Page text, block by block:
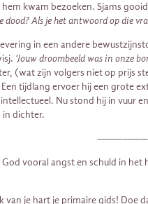
kwam bezoeken. Sjams
Als je het antwoord op die
in een andere
‘Jouw droombeeld was in onze
(wat zijn volgers niet op prijs
tijdlang ervoer hij een grote
Nu stond hij in
in dichter.
vooral angst en schuld in
je hart je primaire gids!